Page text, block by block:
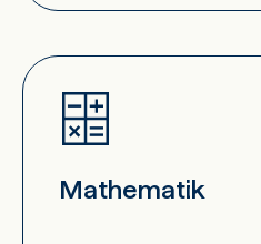
Mathematik